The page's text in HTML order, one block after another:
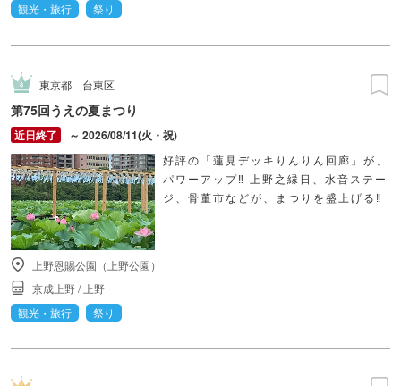
観光・旅行
祭り
東京都 台東区
第75回うえの夏まつり
～ 2026/08/11(火・祝)
好評の「蓮見デッキりんりん回廊」が、
パワーアップ‼ 上野之縁日、水音ステー
ジ、骨董市などが、まつりを盛上げる‼
上野恩賜公園（上野公園）
京成上野/ 上野
観光・旅行
祭り